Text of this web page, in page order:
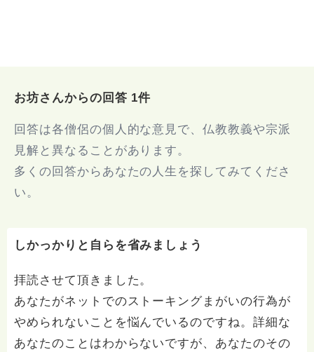
お坊さんからの回答 1件
回答は各僧侶の個人的な意見で、仏教教義や宗派
見解と異なることがあります。
多くの回答からあなたの人生を探してみてくださ
い。
しかっかりと自らを省みましょう
拝読させて頂きました。
あなたがネットでのストーキングまがいの行為が
やめられないことを悩んでいるのですね。詳細な
あなたのことはわからないですが、あなたのその